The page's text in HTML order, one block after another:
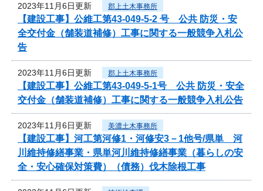
2023年11月6日更新 郡上土木事務所
【建設工事】公維工第43-049-5-2 号 公共 防災・安
全交付金（舗装道補修）工事に関する一般競争入札公
告
2023年11月6日更新 郡上土木事務所
【建設工事】公維工第43-049-5-1号 公共 防災・安全
交付金（舗装道補修）工事に関する一般競争入札公告
2023年11月6日更新 美濃土木事務所
【建設工事】河工第河修1・河修安3－1他号/県単 河
川維持修繕事業・県単河川維持修繕事業（暮らしの安
全・安心確保対策費）（債務）伐木除根工事